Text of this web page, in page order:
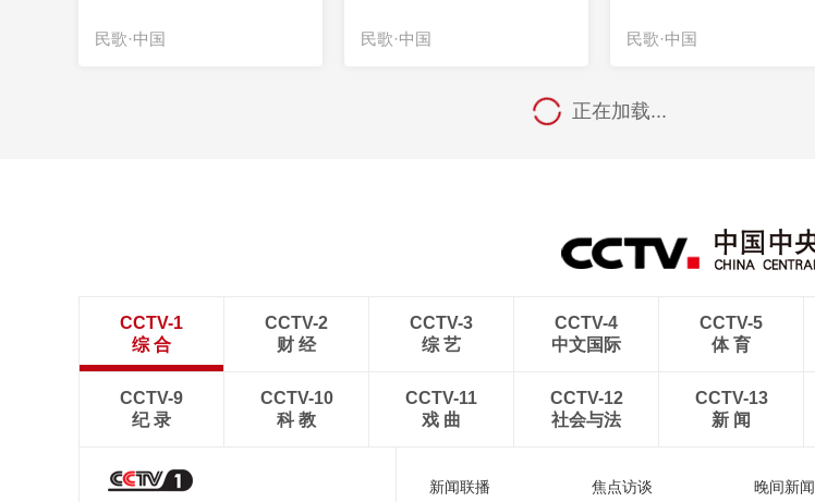
民歌·中国 民歌·中国 民歌·中国
正在加载...
CCTV-1
综 合
CCTV-2
财 经
CCTV-3
综 艺
CCTV-4
中文国际
CCTV-5
体 育
CCTV-9
纪 录
CCTV-10
科 教
CCTV-11
戏 曲
CCTV-12
社会与法
CCTV-13
新 闻
新闻联播 焦点访谈 晚间新闻